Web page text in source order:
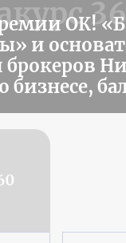
ОК!
и
бизнесе,
рынке